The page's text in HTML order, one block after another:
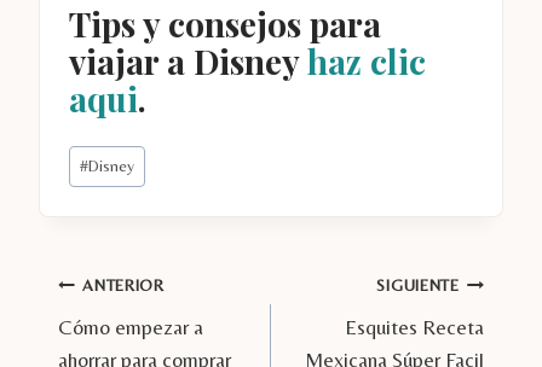
Tips y consejos para
viajar a Disneyhaz clic
aqui.
Etiquetas
de
#Disney
Navegación
de
ANTERIOR
Cómo empezar a
ahorrar para comprar
SIGUIENTE
Esquites Receta
Mexicana Súper Facil